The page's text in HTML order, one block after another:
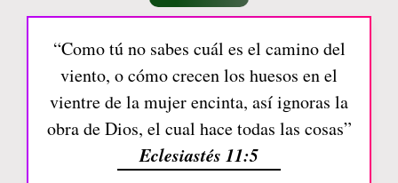
“Como tú no sabes cuál es el camino del
viento, o cómo crecen los huesos en el
vientre de la mujer encinta, así ignoras la
obra de Dios, el cual hace todas las cosas”
Eclesiastés 11:5